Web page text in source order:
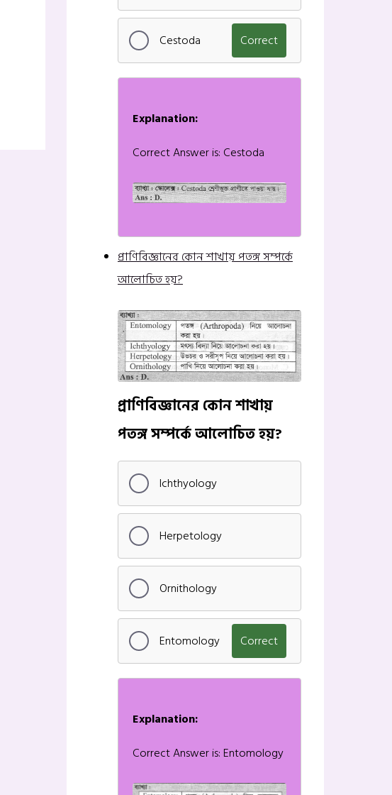
Cestoda Correct
Explanation:
Correct Answer is: Cestoda
প্রাণিবিজ্ঞানের কোন শাখায় পতঙ্গ সম্পর্কে
আলোচিত হয়?
প্রাণিবিজ্ঞানের কোন শাখায়
পতঙ্গ সম্পর্কে আলোচিত হয়?
Ichthyology
Herpetology
Ornithology
Entomology Correct
Explanation:
Correct Answer is: Entomology